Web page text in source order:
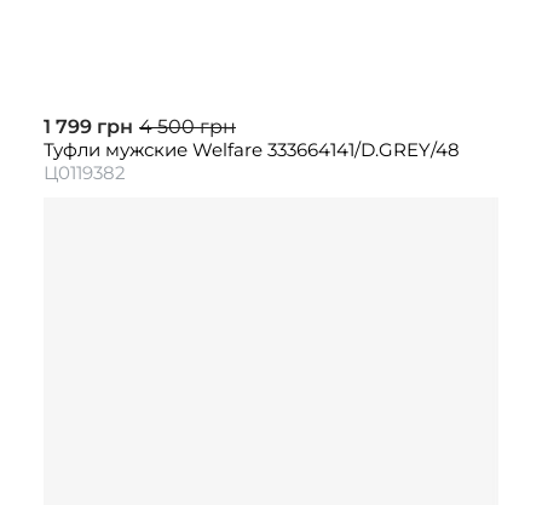
1 799 грн 4 500 грн
Туфли мужские Welfare 333664141/D.GREY/48
Ц0119382